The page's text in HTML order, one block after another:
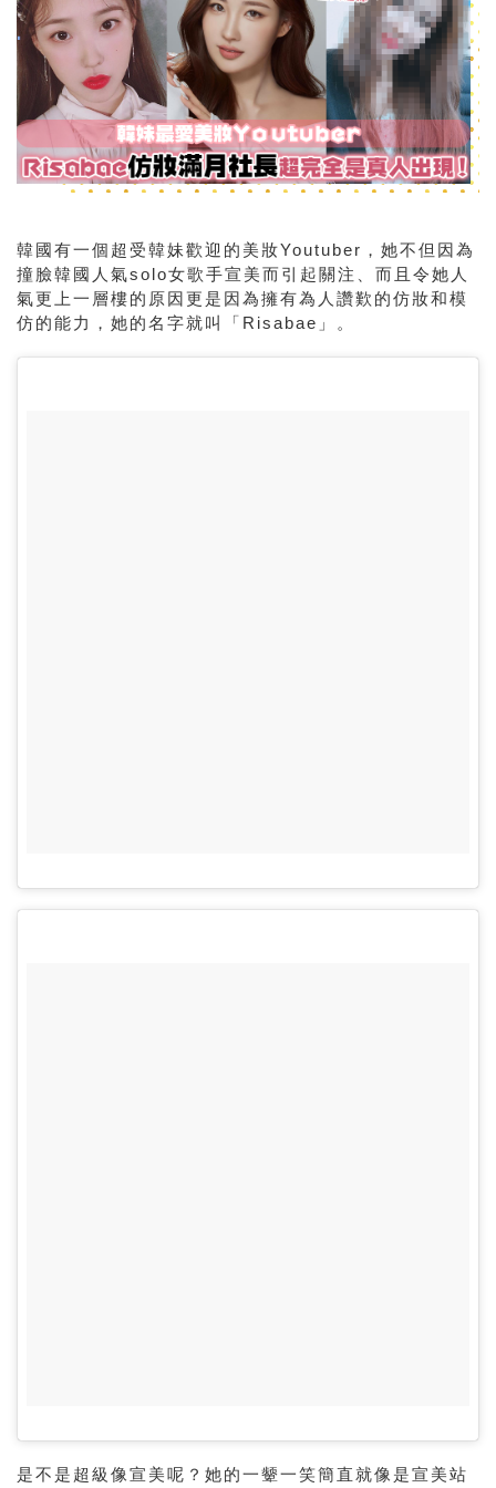
韓國有一個超受韓妹歡迎的美妝Youtuber，她不但因為
撞臉韓國人氣solo女歌手宣美而引起關注、而且令她人
氣更上一層樓的原因更是因為擁有為人讚歎的仿妝和模
仿的能力，她的名字就叫「Risabae」。
是不是超級像宣美呢？她的一颦一笑簡直就像是宣美站